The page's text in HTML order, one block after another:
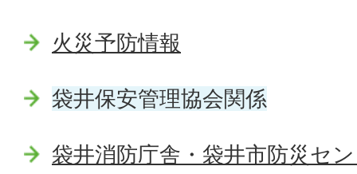
火災予防情報
袋井保安管理協会関係
袋井消防庁舎・袋井市防災セ